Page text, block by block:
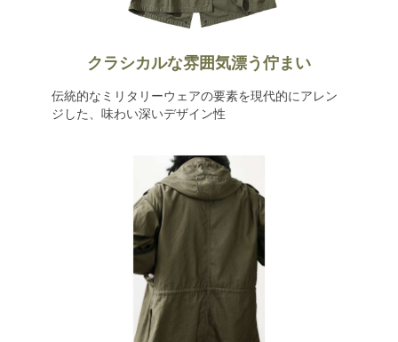
クラシカルな雰囲気漂う佇まい
伝統的なミリタリーウェアの要素を現代的にアレン
ジした、味わい深いデザイン性